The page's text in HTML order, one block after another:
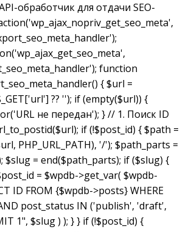
обработчик для отдачи SEO-
function
{ $url =
?? ''); if (empty($url)) {
не передан'); } // 1. Поиск ID
if (!$post_id) { $path =
PHP_URL_PATH), '/'); $path_parts =
$slug = end($path_parts); if ($slug) {
= $wpdb->get_var( $wpdb-
ID FROM {$wpdb->posts} WHERE
post_status IN ('publish', 'draft',
1", $slug ) ); } } if (!$post_id) {